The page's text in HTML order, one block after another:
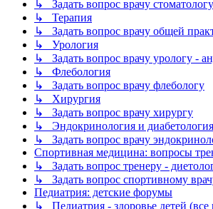
↳ Задать вопрос врачу
↳ Терапия
↳ Задать вопрос врачу общей
↳ Урология
↳ Задать вопрос врачу урологу -
↳ Флебология
↳ Задать вопрос врачу флебологу
↳ Хирургия
↳ Задать вопрос врачу хирургу
↳ Эндокринология и диабетология
↳ Задать вопрос врачу
Спортивная медицина: вопросы
↳ Задать вопрос тренеру -
↳ Задать вопрос спортивному
Педиатрия: детские форумы
↳ Педиатрия - здоровье детей (все